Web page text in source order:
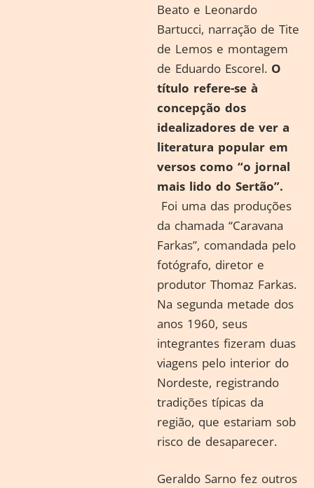
Beato e Leonardo
Bartucci, narração de Tite
de Lemos e montagem
de Eduardo Escorel. O
título refere-se à
concepção dos
idealizadores de ver a
literatura popular em
versos como “o jornal
mais lido do Sertão”.
Foi uma das produções
da chamada “Caravana
Farkas”, comandada pelo
fotógrafo, diretor e
produtor Thomaz Farkas.
Na segunda metade dos
anos 1960, seus
integrantes fizeram duas
viagens pelo interior do
Nordeste, registrando
tradições típicas da
região, que estariam sob
risco de desaparecer.
Geraldo Sarno fez outros